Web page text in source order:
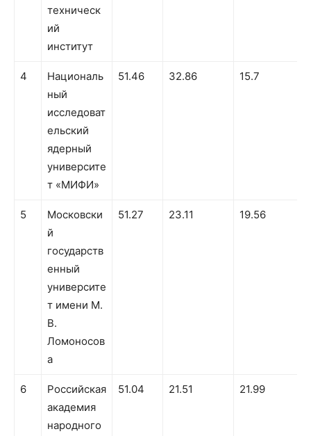
техническ
ий
институт
4
Националь
ный
исследоват
ельский
ядерный
университе
т «МИФИ»
51.46 32.86 15.7
5
Московски
й
государств
енный
университе
т имени М.
В.
Ломоносов
а
51.27 23.11 19.56
6
Российская
академия
народного
51.04 21.51 21.99